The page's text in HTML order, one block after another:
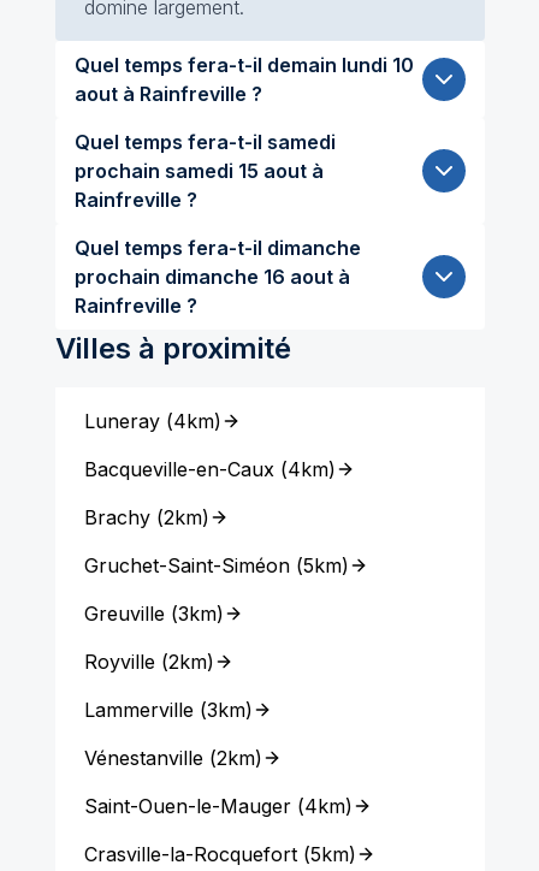
domine largement.
Quel temps fera-t-il demain lundi 10
aout à Rainfreville ?
Quel temps fera-t-il samedi
prochain samedi 15 aout à
Rainfreville ?
Quel temps fera-t-il dimanche
prochain dimanche 16 aout à
Rainfreville ?
Villes à proximité
Luneray(4km)
Bacqueville-en-Caux(4km)
Brachy(2km)
Gruchet-Saint-Siméon(5km)
Greuville(3km)
Royville(2km)
Lammerville(3km)
Vénestanville(2km)
Saint-Ouen-le-Mauger(4km)
Crasville-la-Rocquefort(5km)